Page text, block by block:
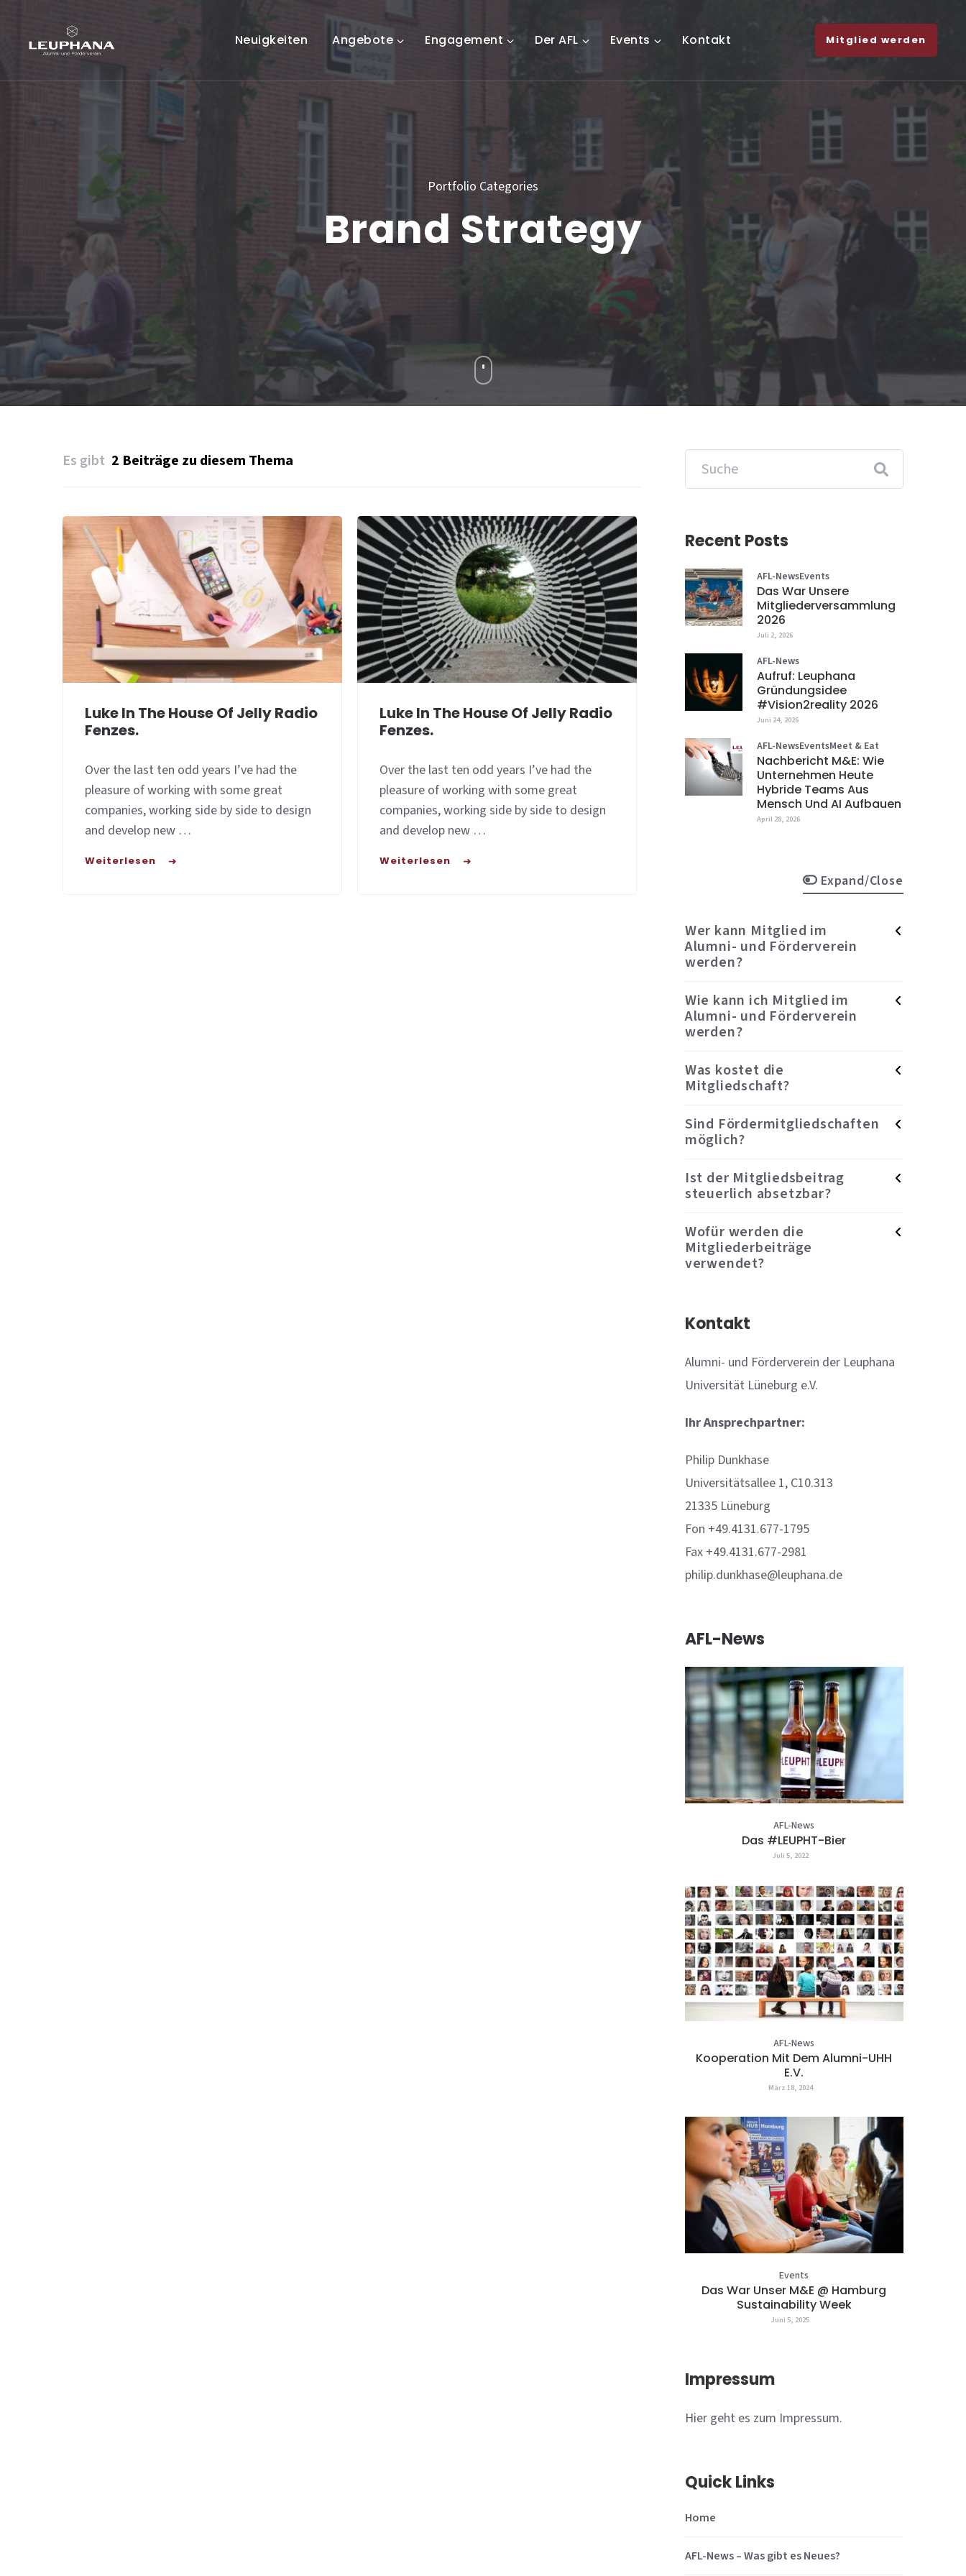
Neuigkeiten Angebote Engagement Der AFL Events Kontakt Mitglied werden
Portfolio Categories
Brand Strategy
Es gibt 2 Beiträge zu diesem Thema
Luke In The House Of Jelly Radio
Fenzes.
Over the last ten odd years I’ve had the
pleasure of working with some great
companies, working side by side to design
and develop new …
Weiterlesen
Luke In The House Of Jelly Radio
Fenzes.
Over the last ten odd years I’ve had the
pleasure of working with some great
companies, working side by side to design
and develop new …
Weiterlesen
Recent Posts
AFL-NewsEvents
Das War Unsere
Mitgliederversammlung
2026
Juli 2, 2026
AFL-News
Aufruf: Leuphana
Gründungsidee
#vision2reality 2026
Juni 24, 2026
AFL-NewsEventsMeet & Eat
Nachbericht M&E: Wie
Unternehmen Heute
Hybride Teams Aus
Mensch Und AI Aufbauen
April 28, 2026
Expand/Close
Wer kann Mitglied im
Alumni- und Förderverein
werden?
Wie kann ich Mitglied im
Alumni- und Förderverein
werden?
Was kostet die
Mitgliedschaft?
Sind Fördermitgliedschaften
möglich?
Ist der Mitgliedsbeitrag
steuerlich absetzbar?
Wofür werden die
Mitgliederbeiträge
verwendet?
Kontakt
Alumni- und Förderverein der Leuphana
Universität Lüneburg e.V.
Ihr Ansprechpartner:
Philip Dunkhase
Universitätsallee 1, C10.313
21335 Lüneburg
Fon +49.4131.677-1795
Fax +49.4131.677-2981
philip.dunkhase@leuphana.de
AFL-News
AFL-News
Das #LEUPHT-Bier
Juli 5, 2022
AFL-News
Kooperation Mit Dem Alumni-UHH
E.V.
März 18, 2024
Events
Das War Unser M&E @ Hamburg
Sustainability Week
Juni 5, 2025
Impressum
Hier geht es zum Impressum.
Quick Links
Home
AFL-News – Was gibt es Neues?